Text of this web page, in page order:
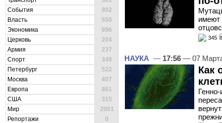
События
902
Власть
550
Экономика
896
Церковь
204
Армия
237
Спорт
349
Петербург
522
Москва
407
Европа
861
США
315
Мир
2001
Репортажи
0
имеют
345
НАУКА — 17:56 — 07
Как